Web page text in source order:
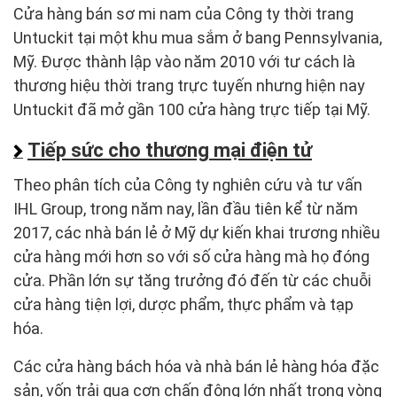
Cửa hàng bán sơ mi nam của Công ty thời trang
Untuckit tại một khu mua sắm ở bang Pennsylvania,
Mỹ. Được thành lập vào năm 2010 với tư cách là
thương hiệu thời trang trực tuyến nhưng hiện nay
Untuckit đã mở gần 100 cửa hàng trực tiếp tại Mỹ.
Tiếp sức cho thương mại điện tử
Theo phân tích của Công ty nghiên cứu và tư vấn
IHL Group, trong năm nay, lần đầu tiên kể từ năm
2017, các nhà bán lẻ ở Mỹ dự kiến khai trương nhiều
cửa hàng mới hơn so với số cửa hàng mà họ đóng
cửa. Phần lớn sự tăng trưởng đó đến từ các chuỗi
cửa hàng tiện lợi, dược phẩm, thực phẩm và tạp
hóa.
Các cửa hàng bách hóa và nhà bán lẻ hàng hóa đặc
sản, vốn trải qua cơn chấn động lớn nhất trong vòng